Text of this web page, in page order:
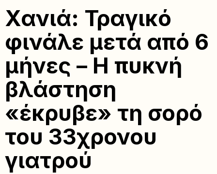
Χανιά: Τραγικό
φινάλε μετά από 6
μήνες – Η πυκνή
βλάστηση
«έκρυβε» τη σορό
του 33χρονου
γιατρού